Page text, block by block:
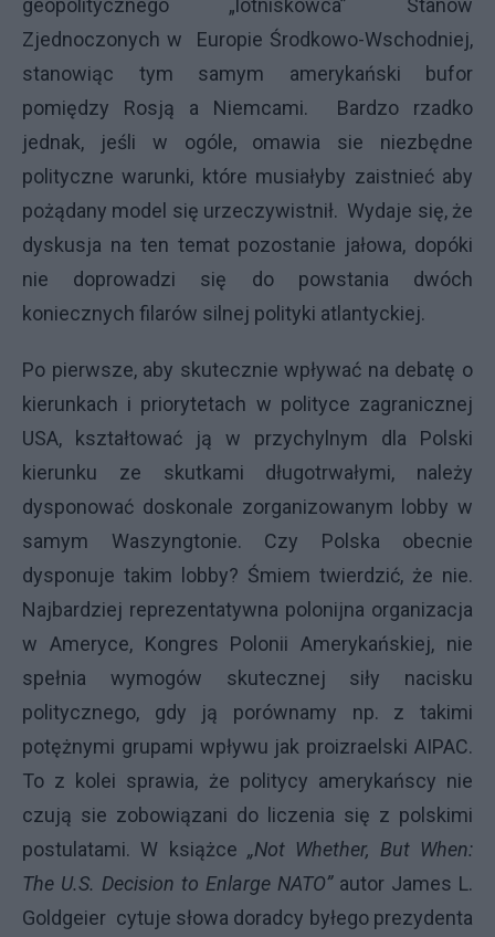
geopolitycznego „lotniskowca” Stanów
Zjednoczonych w Europie Środkowo-Wschodniej,
stanowiąc tym samym amerykański bufor
pomiędzy Rosją a Niemcami. Bardzo rzadko
jednak, jeśli w ogóle, omawia sie niezbędne
polityczne warunki, które musiałyby zaistnieć aby
pożądany model się urzeczywistnił. Wydaje się, że
dyskusja na ten temat pozostanie jałowa, dopóki
nie doprowadzi się do powstania dwóch
koniecznych filarów silnej polityki atlantyckiej.
Po pierwsze, aby skutecznie wpływać na debatę o
kierunkach i priorytetach w polityce zagranicznej
USA, kształtować ją w przychylnym dla Polski
kierunku ze skutkami długotrwałymi, należy
dysponować doskonale zorganizowanym lobby w
samym Waszyngtonie. Czy Polska obecnie
dysponuje takim lobby? Śmiem twierdzić, że nie.
Najbardziej reprezentatywna polonijna organizacja
w Ameryce, Kongres Polonii Amerykańskiej, nie
spełnia wymogów skutecznej siły nacisku
politycznego, gdy ją porównamy np. z takimi
potężnymi grupami wpływu jak proizraelski AIPAC.
To z kolei sprawia, że politycy amerykańscy nie
czują sie zobowiązani do liczenia się z polskimi
postulatami. W książce „Not Whether, But When:
The U.S. Decision to Enlarge NATO”autor James L.
Goldgeier cytuje słowa doradcy byłego prezydenta